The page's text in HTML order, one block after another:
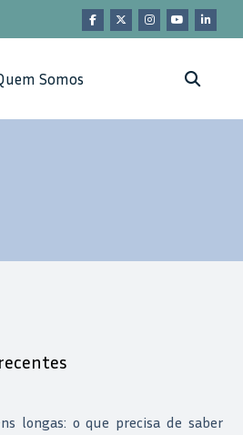
Somos
longas: o que precisa de saber